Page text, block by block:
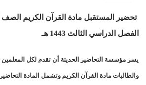
تحضير المستقبل مادة القرآن الكريم الصف
الفصل الدراسي الثالث 1443 هـ
يسر مؤسسة التحاضير الحديثة أن تقدم لكل المعلمين
والطالبات مادة القرآن الكريم وتشمل المادة